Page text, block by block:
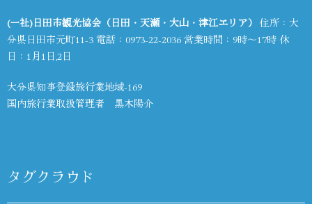
(一社)日田市観光協会（日田・天瀬・大山・津江エリア） 住所：大
分県日田市元町11-3 電話： 0973-22-2036 営業時間：9時～17時 休
日：1月1日,2日
大分県知事登録旅行業地域-169
国内旅行業取扱管理者 黒木陽介
タグクラウド